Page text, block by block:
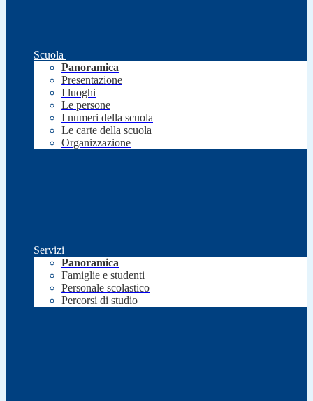
Scuola
Panoramica
Presentazione
I luoghi
Le persone
I numeri della scuola
Le carte della scuola
Organizzazione
Servizi
Panoramica
Famiglie e studenti
Personale scolastico
Percorsi di studio